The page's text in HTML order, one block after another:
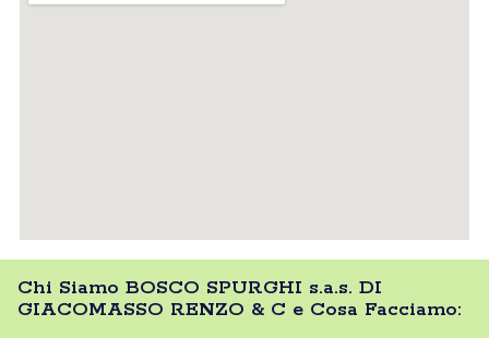
Chi Siamo BOSCO SPURGHI s.a.s. DI
GIACOMASSO RENZO & C e Cosa Facciamo: